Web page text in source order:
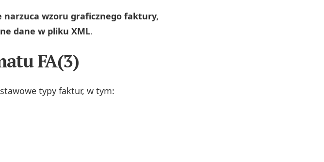
narzuca wzoru graficznego faktury,
dane w pliku XML.
FA(3)
typy faktur, w tym: